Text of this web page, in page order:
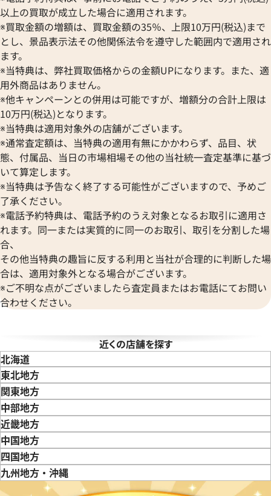
点の参考買取価格です ※2025年9月9日時点の参考買
デイトジャスト 126303 ゴ
格
日時点の参考買取価格です
ロレックス デイトジャスト
レート文字盤
3,110,000円
※2026年3月時点の参考買取価
イトジャスト 41 126331 チ
字盤
クゴールド
エルメス
OMEGA
オメガ
ORIENT
オリエント
ORIS
オリス
Audemars Piguet
オーデマ ピゲ
Vacheron Constantin
ヴァシュロン・コンスタンタン
Van Cleef & Arpels
ヴァンクリーフ＆アーペル
Versace
ヴェルサーチ
Wempe
ヴェンペ
ストーヴァ
SEIKO
セイコー
CENTURY
センチュリー
ZENITH
ゼニス
BVLGARI
ブルガリ
Breguet
ブレゲ
BULOVA
ブローバ
Bell & Ross
ベル＆ロス
BAUME＆MERCIER
ボーム＆メルシエ
BALL Watch
ボール ウォッチ
以上の買取が成立した場合に適用されます。
※買取金額の増額は、買取金額の35％、上限10万円(税込)まで
とし、景品表示法その他関係法令を遵守した範囲内で適用され
ます。
※当特典は、弊社買取価格からの金額UPになります。また、適
用外商品はありません。
※他キャンペーンとの併用は可能ですが、増額分の合計上限は
10万円(税込)となります。
※当特典は適用対象外の店舗がございます。
※通常査定額は、当特典の適用有無にかかわらず、品目、状
態、付属品、当日の市場相場その他の当社統一査定基準に基づ
いて算定します。
※当特典は予告なく終了する可能性がございますので、予めご
了承ください。
※電話予約特典は、電話予約のうえ対象となるお取引に適用さ
れます。同一または実質的に同一のお取引、取引を分割した場
合、
その他当特典の趣旨に反する利用と当社が合理的に判断した場
合は、適用対象外となる場合がございます。
※ご不明な点がございましたら査定員またはお電話にてお問い
合わせください。
近くの店舗を探す
北海道
東北地方
青森県岩手県
関東地方
東京都神奈川県
中部地方
新潟県富山県
近畿地方
三重県滋賀県
中国地方
鳥取県島根県
四国地方
徳島県香川県愛媛県
九州地方・沖縄
福岡県
佐賀県 長崎県 熊本県大分県宮崎県鹿児島県